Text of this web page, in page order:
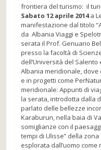
frontiera del turismo: il
Sabato 12 aprile 2014a
manifestazione dal titolo
da Albania Viaggi e
serata ilProf. Genuario
presso la facoltà di
dell’Università del
Albania meridionale,
e in progetti come
meridionale: Appunti di
la serata, introdotta dalla
parlato delle bellezze
Karaburun, nella baia di
somiglianze con il
tempi di Ulisse” della
esplorata dall’uomo